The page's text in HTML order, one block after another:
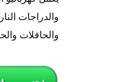
والدراجات
والحافلات